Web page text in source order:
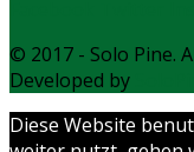
© 2017 - Solo Pine.
Developed by
Diese Website